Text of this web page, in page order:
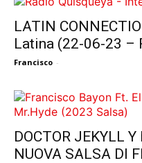
LATIN
Latina (22-06-23 –
Francisco -
DOCTOR JEKYLL
NUOVA SALSA DI